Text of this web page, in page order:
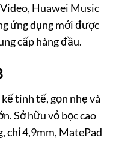
Huawei Music
ứng dụng mới được
cấp hàng đầu.
tinh tế, gọn nhẹ và
Sở hữu vỏ bọc cao
chỉ 4,9mm, MatePad